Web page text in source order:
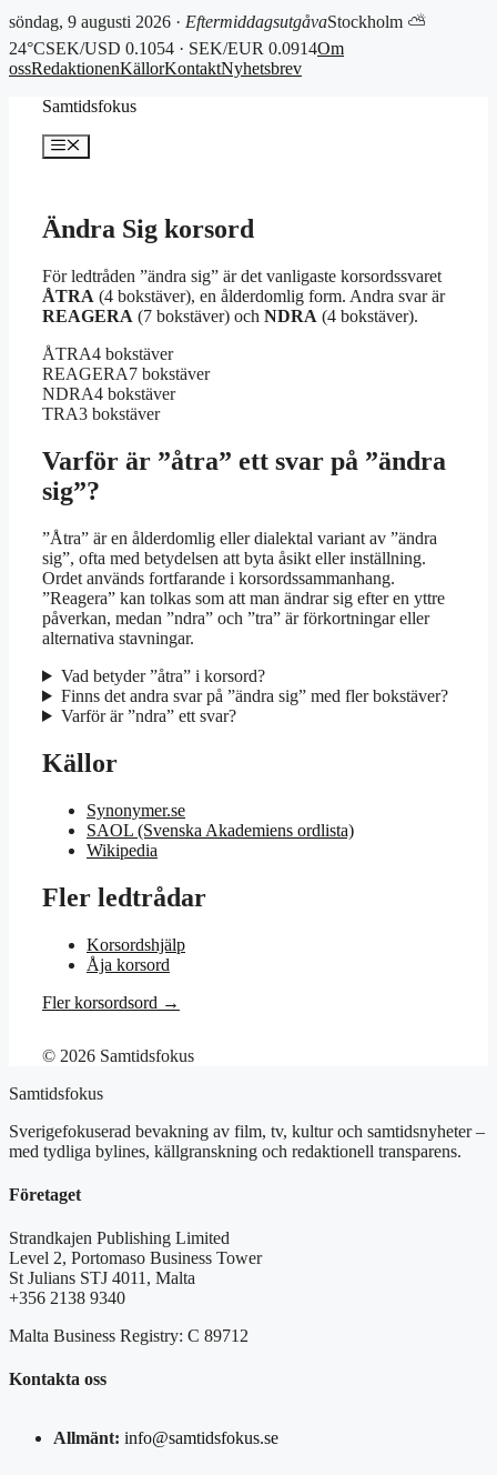
söndag, 9 augusti 2026 · EftermiddagsutgåvaStockholm ⛅
24°CSEK/USD 0.1054 · SEK/EUR 0.0914Om
ossRedaktionenKällorKontaktNyhetsbrev
Samtidsfokus
Meny
Ändra Sig korsord
För ledtråden ”ändra sig” är det vanligaste korsordssvaret
ÅTRA (4 bokstäver), en ålderdomlig form. Andra svar är
REAGERA (7 bokstäver) och NDRA (4 bokstäver).
ÅTRA4 bokstäver
REAGERA7 bokstäver
NDRA4 bokstäver
TRA3 bokstäver
Varför är ”åtra” ett svar på ”ändra
sig”?
”Åtra” är en ålderdomlig eller dialektal variant av ”ändra
sig”, ofta med betydelsen att byta åsikt eller inställning.
Ordet används fortfarande i korsordssammanhang.
”Reagera” kan tolkas som att man ändrar sig efter en yttre
påverkan, medan ”ndra” och ”tra” är förkortningar eller
alternativa stavningar.
Vad betyder ”åtra” i korsord?
Finns det andra svar på ”ändra sig” med fler bokstäver?
Varför är ”ndra” ett svar?
Källor
Synonymer.se
SAOL (Svenska Akademiens ordlista)
Wikipedia
Fler ledtrådar
Korsordshjälp
Åja korsord
Fler korsordsord →
© 2026 Samtidsfokus
Samtidsfokus
Sverigefokuserad bevakning av film, tv, kultur och samtidsnyheter –
med tydliga bylines, källgranskning och redaktionell transparens.
Företaget
Strandkajen Publishing Limited
Level 2, Portomaso Business Tower
St Julians STJ 4011, Malta
+356 2138 9340
Malta Business Registry: C 89712
Kontakta oss
Allmänt: info@samtidsfokus.se